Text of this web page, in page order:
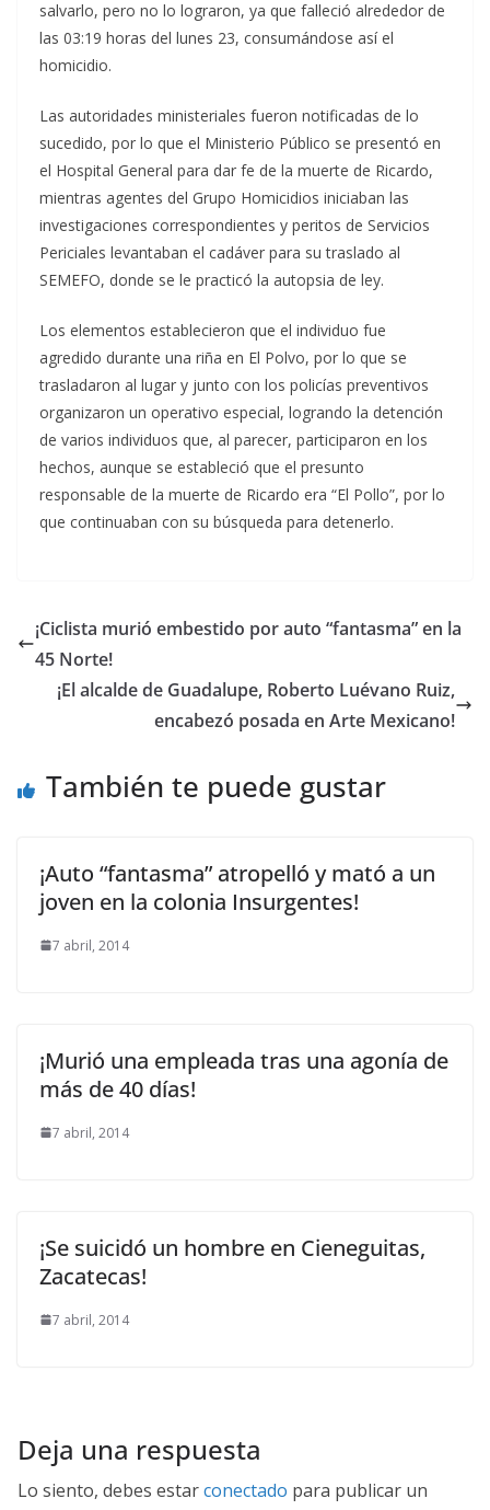
salvarlo, pero no lo lograron, ya que falleció alrededor de
las 03:19 horas del lunes 23, consumándose así el
homicidio.
Las autoridades ministeriales fueron notificadas de lo
sucedido, por lo que el Ministerio Público se presentó en
el Hospital General para dar fe de la muerte de Ricardo,
mientras agentes del Grupo Homicidios iniciaban las
investigaciones correspondientes y peritos de Servicios
Periciales levantaban el cadáver para su traslado al
SEMEFO, donde se le practicó la autopsia de ley.
Los elementos establecieron que el individuo fue
agredido durante una riña en El Polvo, por lo que se
trasladaron al lugar y junto con los policías preventivos
organizaron un operativo especial, logrando la detención
de varios individuos que, al parecer, participaron en los
hechos, aunque se estableció que el presunto
responsable de la muerte de Ricardo era “El Pollo”, por lo
que continuaban con su búsqueda para detenerlo.
¡Ciclista murió embestido por auto “fantasma” en la
45 Norte!
¡El alcalde de Guadalupe, Roberto Luévano Ruiz,
encabezó posada en Arte Mexicano!
También te puede gustar
¡Auto “fantasma” atropelló y mató a un
joven en la colonia Insurgentes!
7 abril, 2014
¡Murió una empleada tras una agonía de
más de 40 días!
7 abril, 2014
¡Se suicidó un hombre en Cieneguitas,
Zacatecas!
7 abril, 2014
Deja una respuesta
Lo siento, debes estarconectado para publicar un